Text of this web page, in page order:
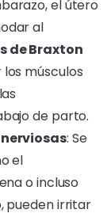
el útero
al
de Braxton
músculos
de parto.
: Se
el
o incluso
pueden irritar